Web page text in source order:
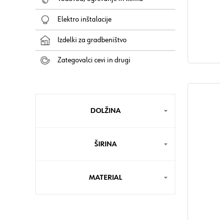
Elektro inštalacije
Izdelki za gradbeništvo
Zategovalci cevi in drugi
DOLŽINA
ŠIRINA
MATERIAL